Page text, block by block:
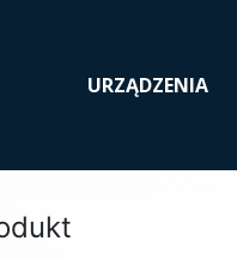
URZĄDZENIA